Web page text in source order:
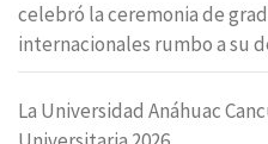
celebró la ceremonia de
internacionales rumbo a su
La Universidad Anáhuac